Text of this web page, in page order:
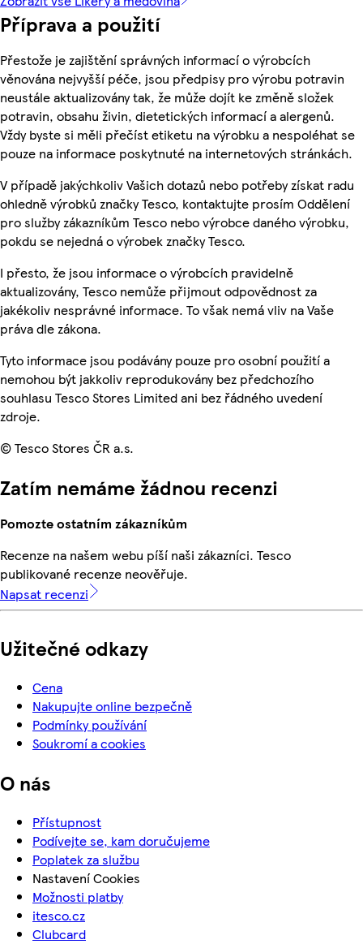
Příprava a použití
Přestože je zajištění správných informací o výrobcích
věnována nejvyšší péče, jsou předpisy pro výrobu potravin
neustále aktualizovány tak, že může dojít ke změně složek
potravin, obsahu živin, dietetických informací a alergenů.
Vždy byste si měli přečíst etiketu na výrobku a nespoléhat se
pouze na informace poskytnuté na internetových stránkách.
V případě jakýchkoliv Vašich dotazů nebo potřeby získat radu
ohledně výrobků značky Tesco, kontaktujte prosím Oddělení
pro služby zákazníkům Tesco nebo výrobce daného výrobku,
pokdu se nejedná o výrobek značky Tesco.
I přesto, že jsou informace o výrobcích pravidelně
aktualizovány, Tesco nemůže přijmout odpovědnost za
jakékoliv nesprávné informace. To však nemá vliv na Vaše
práva dle zákona.
Tyto informace jsou podávány pouze pro osobní použití a
nemohou být jakkoliv reprodukovány bez předchozího
souhlasu Tesco Stores Limited ani bez řádného uvedení
zdroje.
© Tesco Stores ČR a.s.
Zatím nemáme žádnou recenzi
Pomozte ostatním zákazníkům
Recenze na našem webu píší naši zákazníci. Tesco
publikované recenze neověřuje.
Napsat recenzi
Užitečné odkazy
Cena
Nakupujte online bezpečně
Podmínky používání
Soukromí a cookies
O nás
Přístupnost
Podívejte se, kam doručujeme
Poplatek za službu
Nastavení Cookies
Možnosti platby
itesco.cz
Clubcard